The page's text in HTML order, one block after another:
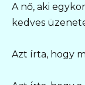
A nő, aki
kedves
Azt írta, hogy